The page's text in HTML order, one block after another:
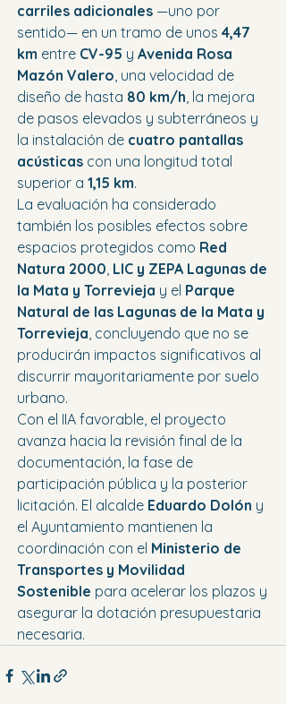
carriles adicionales —uno por
sentido— en un tramo de unos 4,47
km entre CV-95 y Avenida Rosa
Mazón Valero, una velocidad de
diseño de hasta 80 km/h, la mejora
de pasos elevados y subterráneos y
la instalación de cuatro pantallas
acústicas con una longitud total
superior a 1,15 km.
La evaluación ha considerado
también los posibles efectos sobre
espacios protegidos como Red
Natura 2000, LIC y ZEPA Lagunas de
la Mata y Torrevieja y el Parque
Natural de las Lagunas de la Mata y
Torrevieja, concluyendo que no se
producirán impactos significativos al
discurrir mayoritariamente por suelo
urbano.
Con el IIA favorable, el proyecto
avanza hacia la revisión final de la
documentación, la fase de
participación pública y la posterior
licitación. El alcalde Eduardo Dolón y
el Ayuntamiento mantienen la
coordinación con el Ministerio de
Transportes y Movilidad
Sostenible para acelerar los plazos y
asegurar la dotación presupuestaria
necesaria.